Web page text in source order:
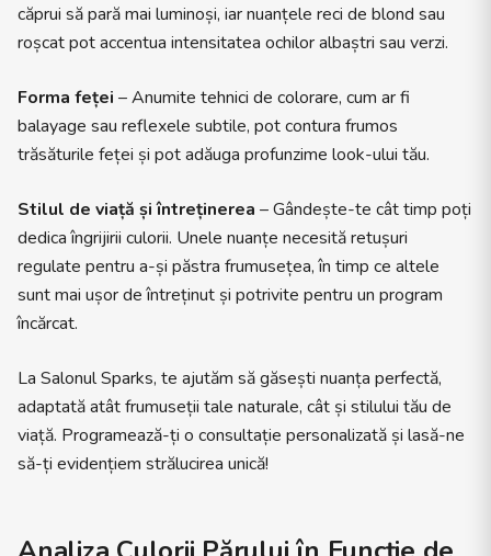
căprui să pară mai luminoși, iar nuanțele reci de blond sau
roșcat pot accentua intensitatea ochilor albaștri sau verzi.
Forma feței – Anumite tehnici de colorare, cum ar fi
balayage sau reflexele subtile, pot contura frumos
trăsăturile feței și pot adăuga profunzime look-ului tău.
Stilul de viață și întreținerea – Gândește-te cât timp poți
dedica îngrijirii culorii. Unele nuanțe necesită retușuri
regulate pentru a-și păstra frumusețea, în timp ce altele
sunt mai ușor de întreținut și potrivite pentru un program
încărcat.
La Salonul Sparks, te ajutăm să găsești nuanța perfectă,
adaptată atât frumuseții tale naturale, cât și stilului tău de
viață. Programează-ți o consultație personalizată și lasă-ne
să-ți evidențiem strălucirea unică!